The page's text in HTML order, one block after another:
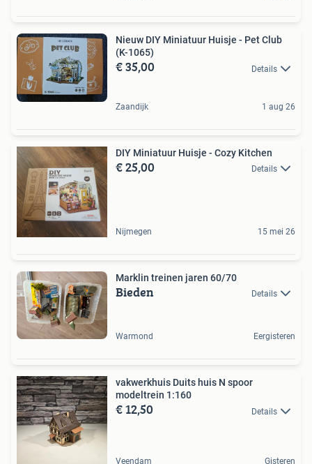
Nieuw DIY Miniatuur Huisje - Pet Club
(K-1065)
€ 35,00 Details
Zaandijk 1 aug 26
DIY Miniatuur Huisje - Cozy Kitchen
€ 25,00 Details
Nijmegen 15 mei 26
Marklin treinen jaren 60/70
Bieden Details
Warmond Eergisteren
vakwerkhuis Duits huis N spoor
modeltrein 1:160
€ 12,50 Details
Veendam Gisteren